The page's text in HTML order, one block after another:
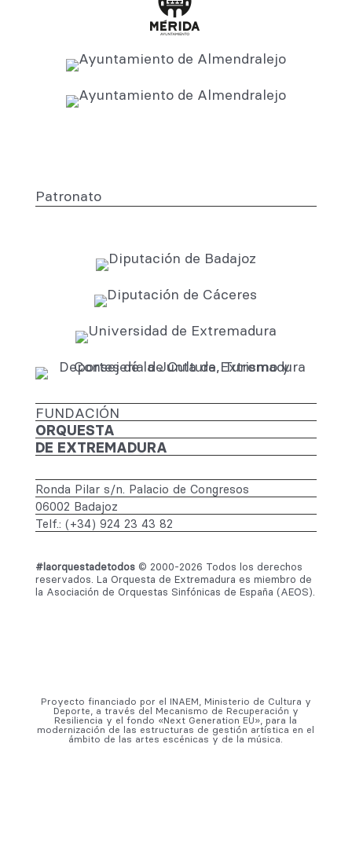
Patronato
FUNDACIÓN
ORQUESTA
DE EXTREMADURA
Ronda Pilar s/n. Palacio de Congresos
06002 Badajoz
Telf.: (+34) 924 23 43 82
#laorquestadetodos© 2000-2026 Todos los derechos
reservados. La Orquesta de Extremadura es miembro de
la Asociación de Orquestas Sinfónicas de España (AEOS).
Proyecto financiado por el INAEM, Ministerio de Cultura y
Deporte, a través del Mecanismo de Recuperación y
Resiliencia y el fondo «Next Generation EU», para la
modernización de las estructuras de gestión artística en el
ámbito de las artes escénicas y de la música.